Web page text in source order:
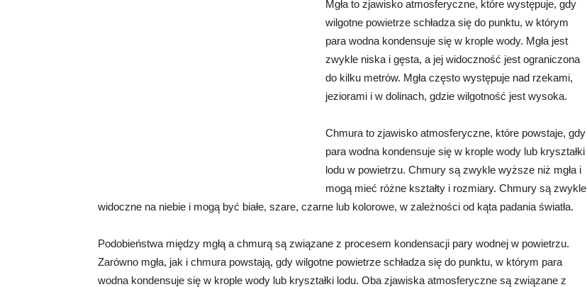
Mgła to zjawisko atmosferyczne, które występuje, gdy
wilgotne powietrze schładza się do punktu, w którym
para wodna kondensuje się w krople wody. Mgła jest
zwykle niska i gęsta, a jej widoczność jest ograniczona
do kilku metrów. Mgła często występuje nad rzekami,
jeziorami i w dolinach, gdzie wilgotność jest wysoka.
Chmura to zjawisko atmosferyczne, które powstaje, gdy
para wodna kondensuje się w krople wody lub kryształki
lodu w powietrzu. Chmury są zwykle wyższe niż mgła i
mogą mieć różne kształty i rozmiary. Chmury są zwykle
widoczne na niebie i mogą być białe, szare, czarne lub kolorowe, w zależności od kąta padania światła.
Podobieństwa między mgłą a chmurą są związane z procesem kondensacji pary wodnej w powietrzu.
Zarówno mgła, jak i chmura powstają, gdy wilgotne powietrze schładza się do punktu, w którym para
wodna kondensuje się w krople wody lub kryształki lodu. Oba zjawiska atmosferyczne są związane z